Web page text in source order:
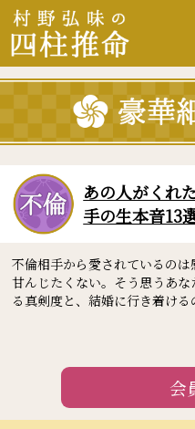
あの人がくれ
手の生本音13
不倫相手から愛されているの
甘んじたくない。そう思うあ
る真剣度と、結婚に行き着ける
会